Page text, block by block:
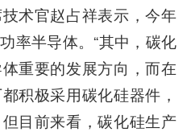
术官赵占祥表示，今年
率半导体。“其中，碳化
重要的发展方向，而在
积极采用碳化硅器件，
目前来看，碳化硅生产